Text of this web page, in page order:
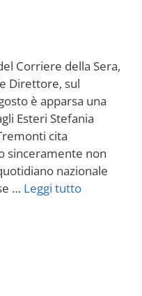
Corriere della Sera,
Direttore, sul
è apparsa una
Esteri Stefania
cita
sinceramente non
nazionale
… Leggi tutto